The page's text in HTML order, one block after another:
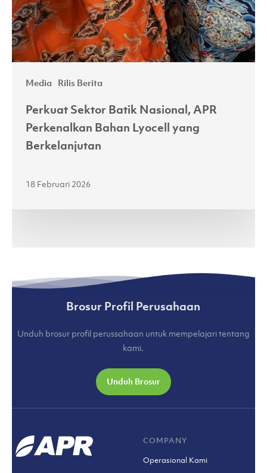
Media Rilis Berita
Lyocell
yang
Berkelanjutan
Perkuat Sektor Batik Nasional, APR
Perkenalkan Bahan Lyocell yang
Berkelanjutan
18 Februari 2026
Brosur Profil Perusahaan
Unduh brosur profil perussahaan untuk mempelajari tentang
kami.
Unduh Brosur
COMPANY
Operasional Kami